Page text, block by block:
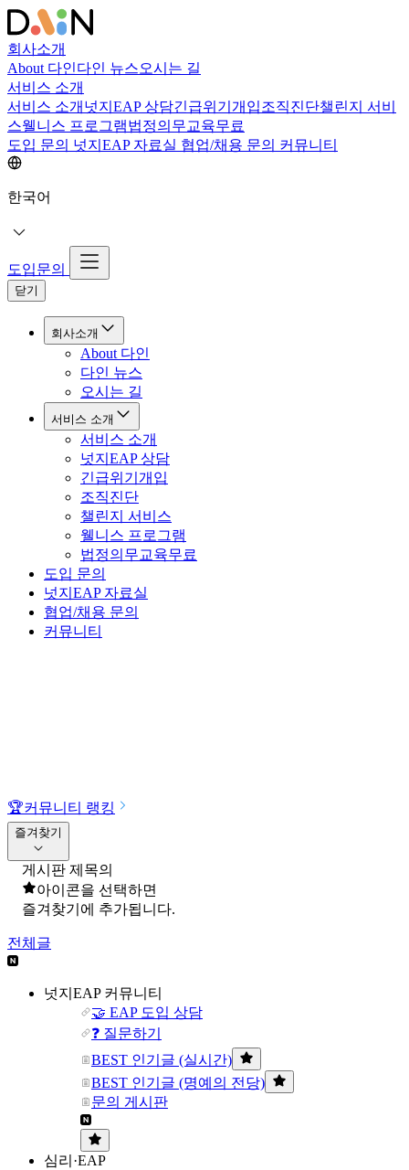
회사소개
About 다인다인 뉴스오시는 길
서비스 소개
서비스 소개 넛지EAP 상담긴급위기개입조직진단챌린지 서비
스웰니스 프로그램법정의무교육무료
도입 문의 넛지EAP 자료실 협업/채용 문의 커뮤니티
한국어
도입문의
닫기
회사소개
About 다인
다인 뉴스
오시는 길
서비스 소개
서비스 소개
넛지EAP 상담
긴급위기개입
조직진단
챌린지 서비스
웰니스 프로그램
법정의무교육무료
도입 문의
넛지EAP 자료실
협업/채용 문의
커뮤니티
🏆커뮤니티 랭킹
즐겨찾기
게시판 제목의
아이콘을 선택하면
즐겨찾기에 추가됩니다.
전체글
넛지EAP 커뮤니티
🤝 EAP 도입 상담
❓ 질문하기
BEST 인기글 (실시간)
BEST 인기글 (명예의 전당)
문의 게시판
심리·EAP